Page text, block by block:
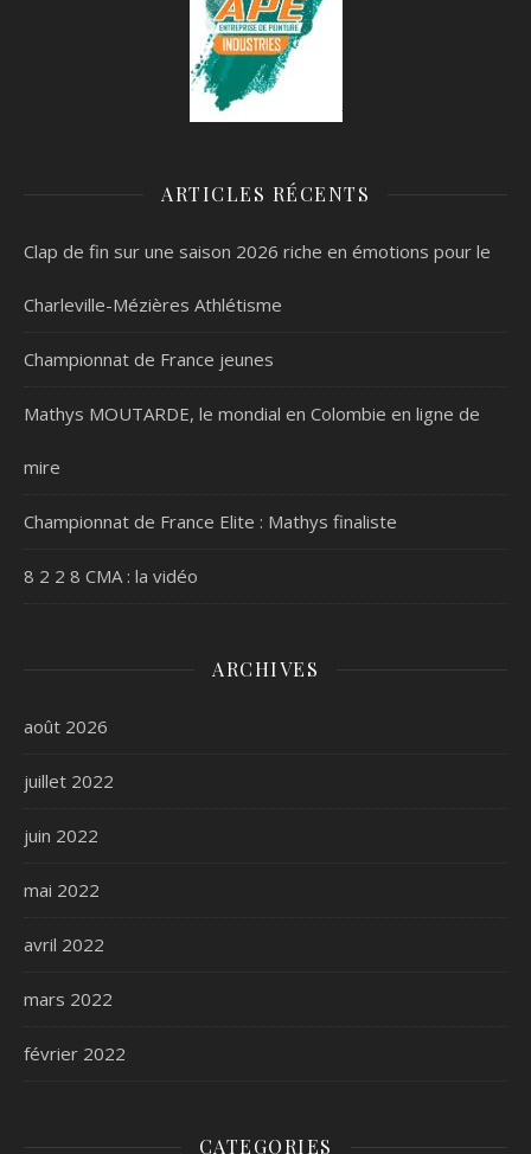
ARTICLES RÉCENTS
Clap de fin sur une saison 2026 riche en émotions pour le
Charleville-Mézières Athlétisme
Championnat de France jeunes
Mathys MOUTARDE, le mondial en Colombie en ligne de
mire
Championnat de France Elite : Mathys finaliste
8 2 2 8 CMA : la vidéo
ARCHIVES
août 2026
juillet 2022
juin 2022
mai 2022
avril 2022
mars 2022
février 2022
CATEGORIES